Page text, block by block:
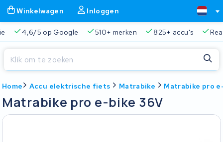
Winkelwagen Inloggen
510+ merken 825+ accu's Real-time status
Home Accu elektrische fiets Matrabike Matrabike pro
Matrabike pro e-bike 36V
Sluiten
Sluiten
Begin te typen in de zoekbalk om te zoeken